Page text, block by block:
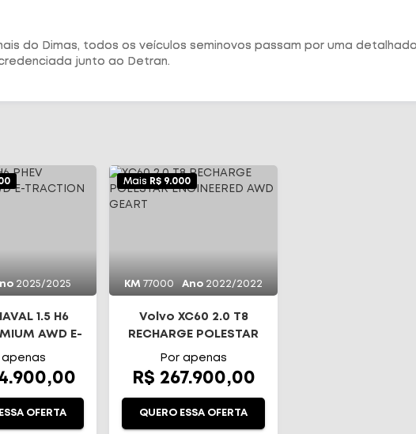
do Dimas, todos os veículos seminovos passam por uma
junto ao Detran.
2025/2025
1.5 H6
AWD E-
apenas
OFERTA
Mais R$ 9.000
KM 77000 Ano 2022/2022
Volvo XC60 2.0 T8
RECHARGE POLESTAR
ENGINEERED AWD
GEART
Por apenas
R$ 267.900,00
QUERO ESSA OFERTA